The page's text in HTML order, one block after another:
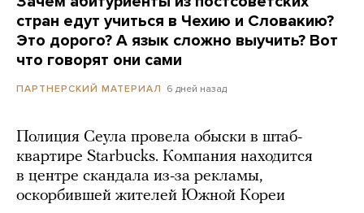
стран едут учиться в Чехию и Словакию?
Это дорого? А язык сложно выучить? Вот
что говорят они сами
ПАРТНЕРСКИЙ МАТЕРИАЛ 6 дней назад
Полиция Сеула провела обыски в штаб-
квартире Starbucks. Компания находится
в центре скандала из-за рекламы,
оскорбившей жителей Южной Кореи